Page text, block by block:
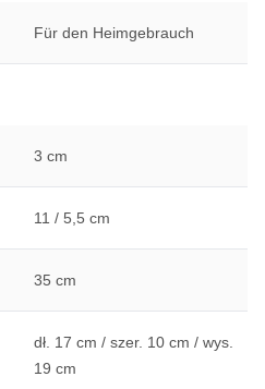
Für den Heimgebrauch
3 cm
11 / 5,5 cm
35 cm
dł. 17 cm / szer. 10 cm / wys.
19 cm